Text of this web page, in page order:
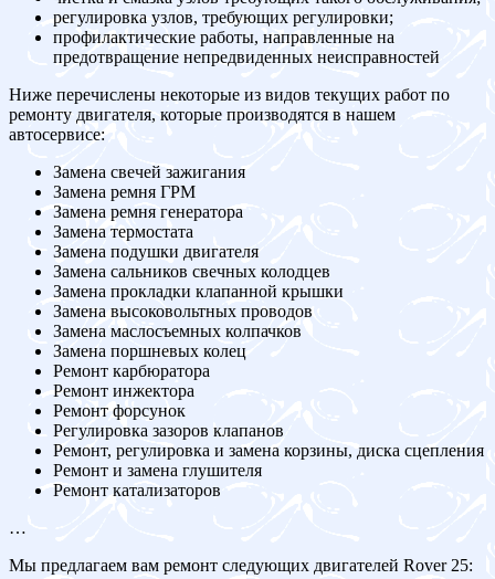
регулировка узлов, требующих регулировки;
профилактические работы, направленные на
предотвращение непредвиденных неисправностей
Ниже перечислены некоторые из видов текущих работ по
ремонту двигателя, которые производятся в нашем
автосервисе:
Замена свечей зажигания
Замена ремня ГРМ
Замена ремня генератора
Замена термостата
Замена подушки двигателя
Замена сальников свечных колодцев
Замена прокладки клапанной крышки
Замена высоковольтных проводов
Замена маслосъемных колпачков
Замена поршневых колец
Ремонт карбюратора
Ремонт инжектора
Ремонт форсунок
Регулировка зазоров клапанов
Ремонт, регулировка и замена корзины, диска сцепления
Ремонт и замена глушителя
Ремонт катализаторов
…
Мы предлагаем вам ремонт следующих двигателей Rover 25: